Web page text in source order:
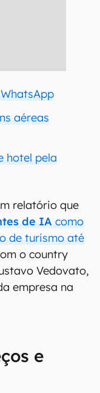
aéreas
hotel pela
relatório que
de IA como
de turismo até
o country
Vedovato,
empresa na
e